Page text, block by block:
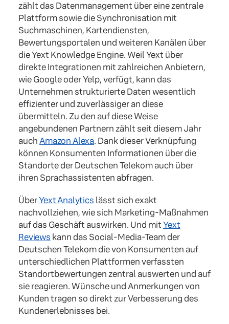
zählt das Datenmanagement über eine zentrale
Plattform sowie die Synchronisation mit
Suchmaschinen, Kartendiensten,
Bewertungsportalen und weiteren Kanälen über
die Yext Knowledge Engine. Weil Yext über
direkte Integrationen mit zahlreichen Anbietern,
wie Google oder Yelp, verfügt, kann das
Unternehmen strukturierte Daten wesentlich
effizienter und zuverlässiger an diese
übermitteln. Zu den auf diese Weise
angebundenen Partnern zählt seit diesem Jahr
auchAmazon Alexa. Dank dieser Verknüpfung
können Konsumenten Informationen über die
Standorte der Deutschen Telekom auch über
ihren Sprachassistenten abfragen.
ÜberYext Analytics lässt sich exakt
nachvollziehen, wie sich Marketing-Maßnahmen
auf das Geschäft auswirken. Und mitYext
Reviews kann das Social-Media-Team der
Deutschen Telekom die von Konsumenten auf
unterschiedlichen Plattformen verfassten
Standortbewertungen zentral auswerten und auf
sie reagieren. Wünsche und Anmerkungen von
Kunden tragen so direkt zur Verbesserung des
Kundenerlebnisses bei.